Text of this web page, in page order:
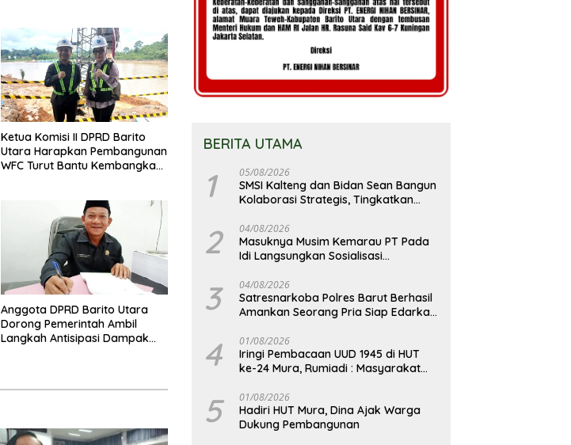
Ketua Komisi II DPRD Barito
Utara Harapkan Pembangunan
WFC Turut Bantu Kembangkan
Anggota DPRD Barito Utara
Dorong Pemerintah Ambil
Langkah Antisipasi Dampak
BERITA UTAMA
1 05/08/2026
SMSI Kalteng dan Bidan Sean Bangun
Kolaborasi Strategis, Tingkatkan
2 04/08/2026
Masuknya Musim Kemarau PT Pada
Idi Langsungkan Sosialisasi
3 04/08/2026
Satresnarkoba Polres Barut Berhasil
Amankan Seorang Pria Siap Edarkan
Gram
4 01/08/2026
Iringi Pembacaan UUD 1945 di HUT
ke-24 Mura, Rumiadi : Masyarakat
yang Lebih Besar
5 01/08/2026
Hadiri HUT Mura, Dina Ajak Warga
Dukung Pembangunan